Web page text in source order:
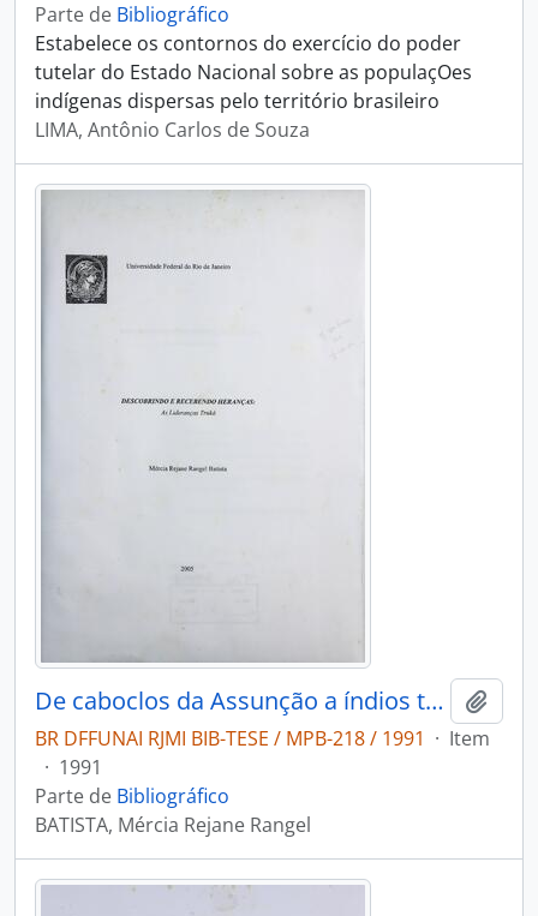
Parte de Bibliográfico
Estabelece os contornos do exercício do poder
tutelar do Estado Nacional sobre as populaçOes
indígenas dispersas pelo território brasileiro
LIMA, Antônio Carlos de Souza
De caboclos da Assunção a índios truka
BR DFFUNAI RJMI BIB-TESE / MPB-218 / 1991 · Item
· 1991
Parte de Bibliográfico
BATISTA, Mércia Rejane Rangel